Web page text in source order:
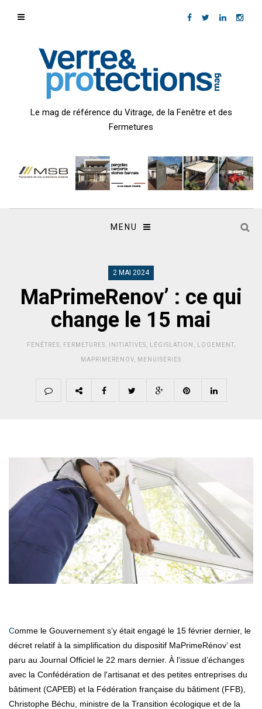
Le mag de référence du Vitrage, de la Fenêtre et des
Fermetures
MENU
2 MAI 2024
MaPrimeRenov’ : ce qui
change le 15 mai
FENÊTRES FERMETURES INITIATIVES LÉGISLATION LOGEMENT,
MAPRIMERENOV MENUISERIES
Comme le Gouvernement s’y était engagé le 15 février dernier, le
décret relatif à la simplification du dispositif MaPrimeRénov’ est
paru au Journal Officiel le 22 mars dernier. À l'issue d’échanges
avec la Confédération de l'artisanat et des petites entreprises du
bâtiment (CAPEB) et la Fédération française du bâtiment (FFB),
Christophe Béchu, ministre de la Transition écologique et de la